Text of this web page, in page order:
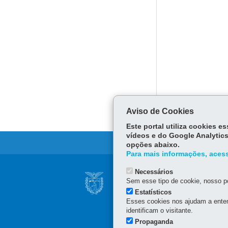
Navegação
Principal
SECRETARIA DE
Palácio das Araucárias
Rua Jacy Loureiro de
80530-140-Curitiba
(41) 3313-6000 / 6264 -
Aviso de Cookies
Este portal utiliza cookies
vídeos e do Google
opções abaixo.
Para mais informações,
Necessários
Sem esse tipo de cookie, nosso
Estatísticos
Esses cookies nos ajudam a
identificam o visitante.
Propaganda